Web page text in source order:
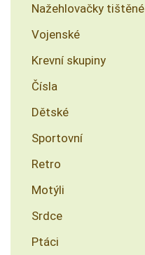
Nažehlovačky tištěné
Vojenské
Krevní skupiny
Čísla
Dětské
Sportovní
Retro
Motýli
Srdce
Ptáci